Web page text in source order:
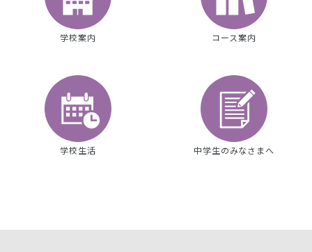
学校案内 コース案内
学校生活 中学生のみなさまへ